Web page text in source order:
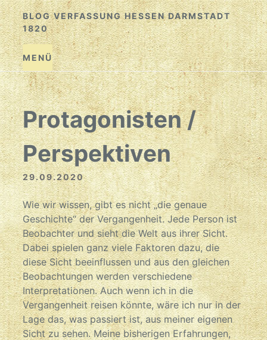
Zum
Inhalt
springen
BLOG VERFASSUNG HESSEN DARMSTADT
1820
MENÜ
Protagonisten /
Perspektiven
29.09.2020
Wie wir wissen, gibt es nicht „die genaue
Geschichte“ der Vergangenheit. Jede Person ist
Beobachter und sieht die Welt aus ihrer Sicht.
Dabei spielen ganz viele Faktoren dazu, die
diese Sicht beeinflussen und aus den gleichen
Beobachtungen werden verschiedene
Interpretationen. Auch wenn ich in die
Vergangenheit reisen könnte, wäre ich nur in der
Lage das, was passiert ist, aus meiner eigenen
Sicht zu sehen. Meine bisherigen Erfahrungen,